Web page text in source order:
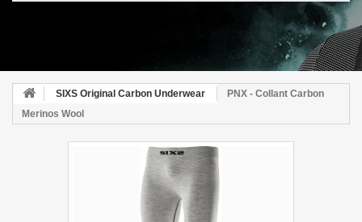
SIXS Original Carbon Underwear
PNX - Collant Carbon
Merinos Wool